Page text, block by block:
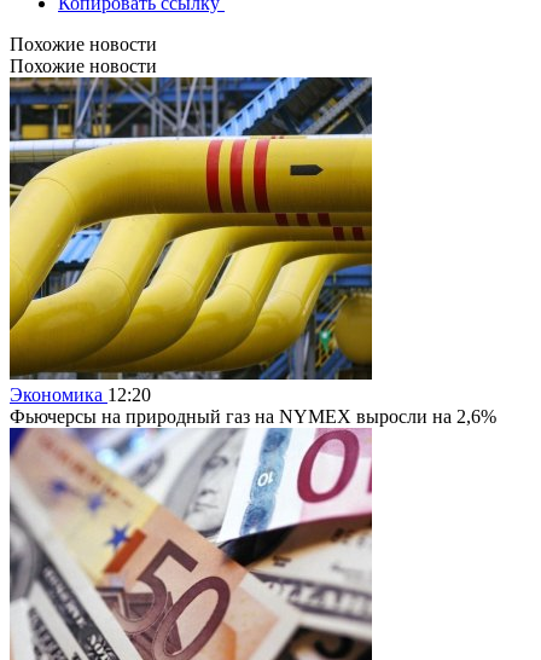
Похожие новости
Похожие новости
Экономика 12:20
Фьючерсы на природный газ на NYMEX выросли на 2,6%